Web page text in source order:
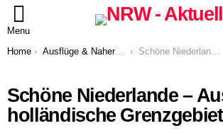
Menu
You are here:
Home Ausflüge & Naherholung Schöne Niederlande – Ausflüge ins holländische Grenzgebiet
Schöne Niederlande –
holländische Grenzgebiet